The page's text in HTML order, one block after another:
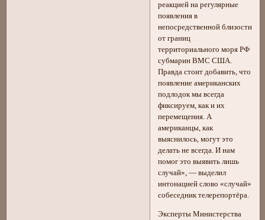
реакцией на регулярные
появления в
непосредственной близости
от границ
территориального моря РФ
субмарин ВМС США.
Правда стоит добавить, что
появление американских
подлодок мы всегда
фиксируем, как и их
перемещения. А
американцы, как
выяснилось, могут это
делать не всегда. И нам
помог это выявить лишь
случай», — выделил
интонацией слово «случай»
собеседник телерепортёра.
Эксперты Министерства